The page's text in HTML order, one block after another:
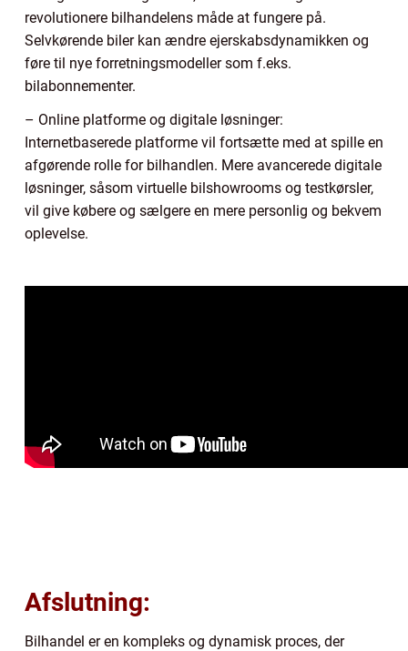
revolutionere bilhandelens måde at fungere på.
Selvkørende biler kan ændre ejerskabsdynamikken og
føre til nye forretningsmodeller som f.eks.
bilabonnementer.
– Online platforme og digitale løsninger:
Internetbaserede platforme vil fortsætte med at spille en
afgørende rolle for bilhandlen. Mere avancerede digitale
løsninger, såsom virtuelle bilshowrooms og testkørsler,
vil give købere og sælgere en mere personlig og bekvem
oplevelse.
Afslutning:
Bilhandel er en kompleks og dynamisk proces, der